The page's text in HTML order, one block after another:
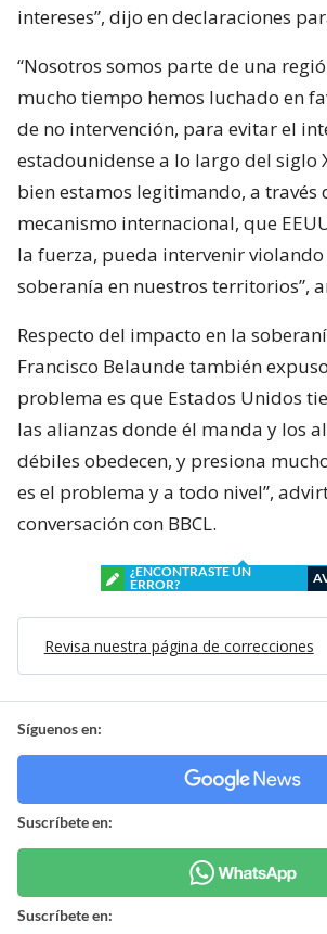
intereses”, dijo en declaraciones
“Nosotros somos parte de una
mucho tiempo hemos luchado en
de no intervención, para evitar el
estadounidense a lo largo del siglo
bien estamos legitimando, a través
mecanismo internacional, que
la fuerza, pueda intervenir
soberanía en nuestros territorios”,
Respecto del impacto en la
Francisco Belaunde también
problema es que Estados Unidos
las alianzas donde él manda y los
débiles obedecen, y presiona
es el problema y a todo nivel”,
conversación con BBCL.
¿ENCONTRASTE UN
ERROR?
Revisa nuestra página de correcciones
Síguenos en:
Suscríbete en:
Suscríbete en: